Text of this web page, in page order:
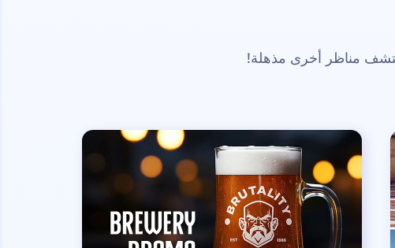
مناظر أخرى مذهلة!